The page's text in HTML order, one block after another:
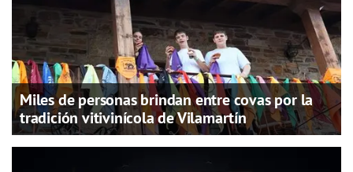
Miles de personas brindan entre covas por la
tradición vitivinícola de Vilamartín